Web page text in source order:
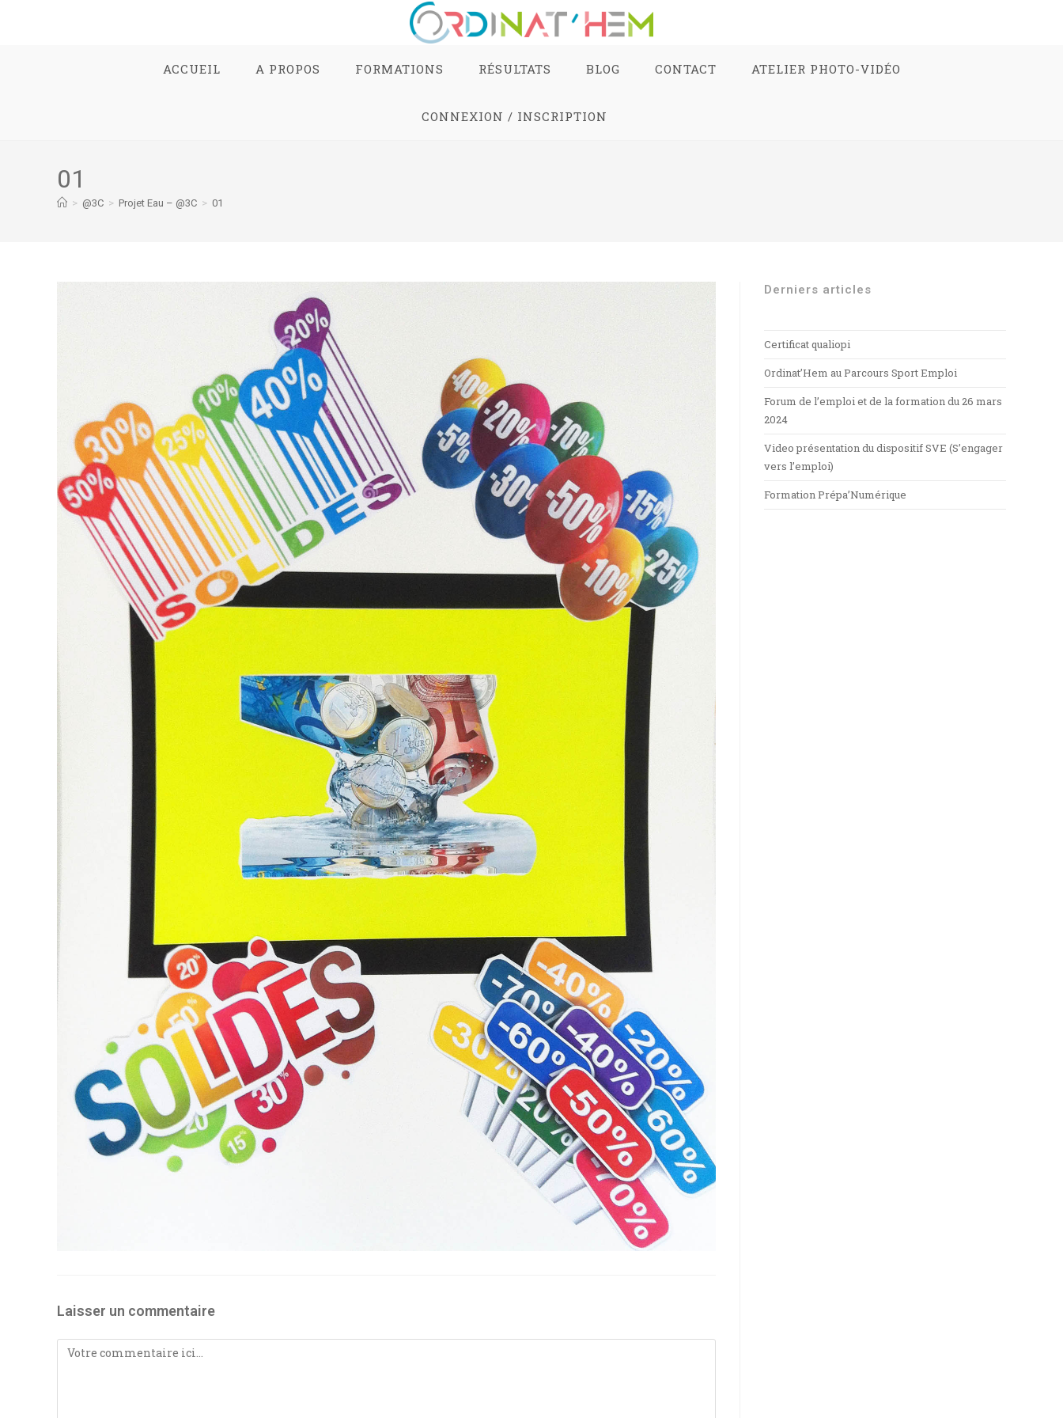
ACCUEIL A PROPOS FORMATIONS RÉSULTATS BLOG CONTACT ATELIER PHOTO-VIDÉO
CONNEXION / INSCRIPTION
01
> @3C > Projet Eau – @3C > 01
Laisser un commentaire
Derniers articles
Certificat qualiopi
Ordinat’Hem au Parcours Sport Emploi
Forum de l’emploi et de la formation du 26 mars
2024
Video présentation du dispositif SVE (S’engager
vers l’emploi)
Formation Prépa’Numérique